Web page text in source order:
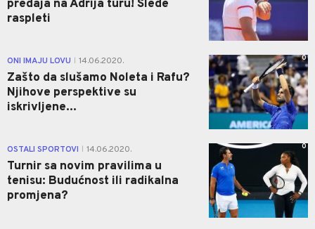
predaja na Adrija turu! Slede
raspleti
ONI IMAJU LOVU 14.06.2020.
Zašto da slušamo Noleta i Rafu?
Njihove perspektive su
iskrivljene...
0
OSTALI SPORTOVI 14.06.2020.
Turnir sa novim pravilima u
tenisu: Budućnost ili radikalna
promjena?
0